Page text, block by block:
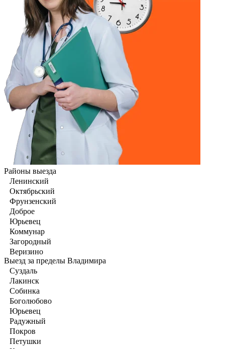
Районы выезда
Ленинский
Октябрьский
Фрунзенский
Доброе
Юрьевец
Коммунар
Загородный
Веризино
Выезд за пределы Владимира
Суздаль
Лакинск
Собинка
Боголюбово
Юрьевец
Радужный
Покров
Петушки